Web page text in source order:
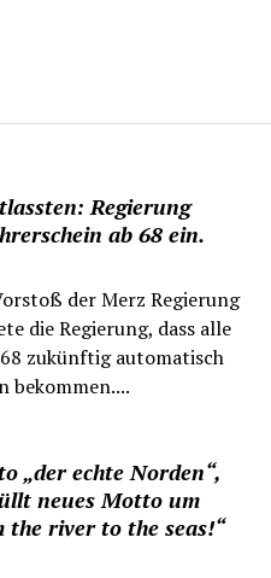
Regierung
ab 68 ein.
der Merz Regierung
die Regierung, dass alle
zukünftig automatisch
bekommen....
„der echte Norden“,
neues Motto um
the river to the seas!“